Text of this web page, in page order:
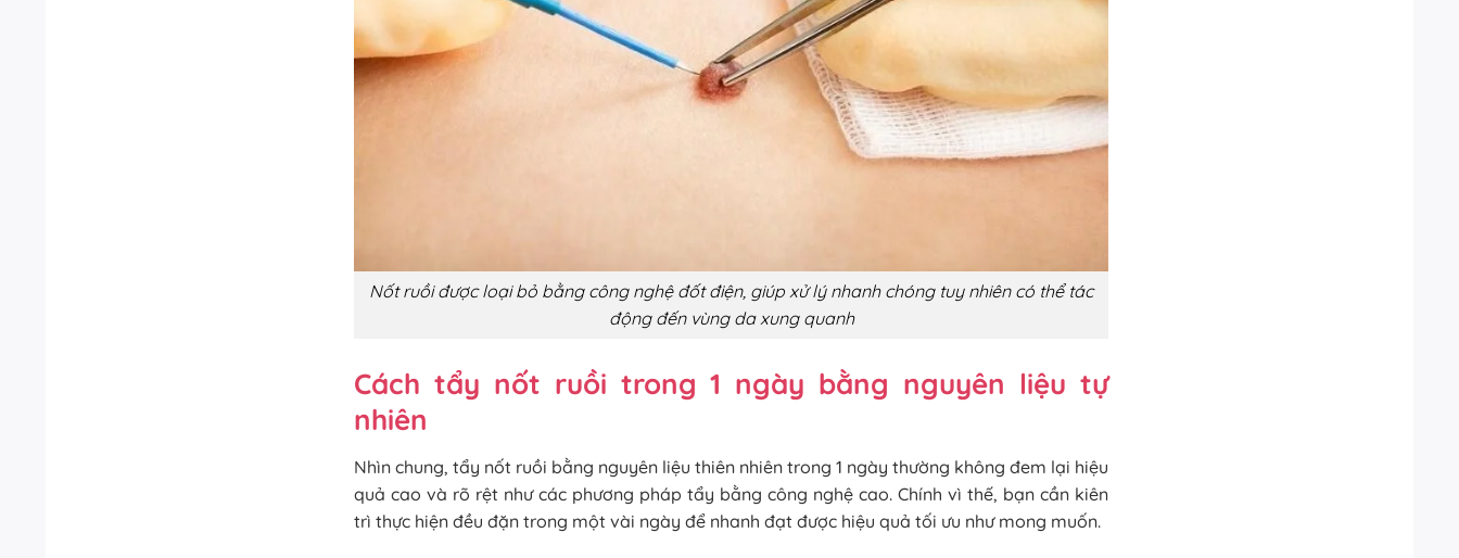
Nốt ruồi được loại bỏ bằng công nghệ đốt điện, giúp xử lý nhanh chóng tuy nhiên có thể tác
động đến vùng da xung quanh
Cách tẩy nốt ruồi trong 1 ngày bằng nguyên liệu tự
nhiên
Nhìn chung, tẩy nốt ruồi bằng nguyên liệu thiên nhiên trong 1 ngày thường không đem lại hiệu
quả cao và rõ rệt như các phương pháp tẩy bằng công nghệ cao. Chính vì thế, bạn cần kiên
trì thực hiện đều đặn trong một vài ngày để nhanh đạt được hiệu quả tối ưu như mong muốn.